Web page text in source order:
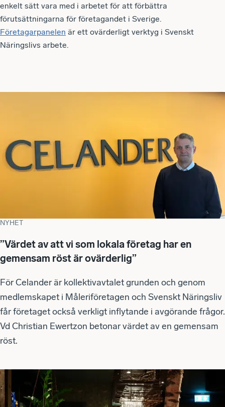
enkelt sätt vara med i arbetet för att förbättra
förutsättningarna för företagandet i Sverige.
Företagarpanelen är ett ovärderligt verktyg i Svenskt
Näringslivs arbete.
NYHET
”Värdet av att vi som lokala företag har en
gemensam röst är ovärderlig”
För Celander är kollektivavtalet grunden och genom
medlemskapet i Måleriföretagen och Svenskt Näringsliv
får företaget också verkligt inflytande i avgörande frågor.
Vd Christian Ewertzon betonar värdet av en gemensam
röst.